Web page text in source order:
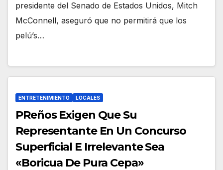
presidente del Senado de Estados Unidos, Mitch
McConnell, aseguró que no permitirá que los
pelú’s…
ENTRETENIMIENTO LOCALES
PReños Exigen Que Su
Representante En Un Concurso
Superficial E Irrelevante Sea
«Boricua De Pura Cepa»